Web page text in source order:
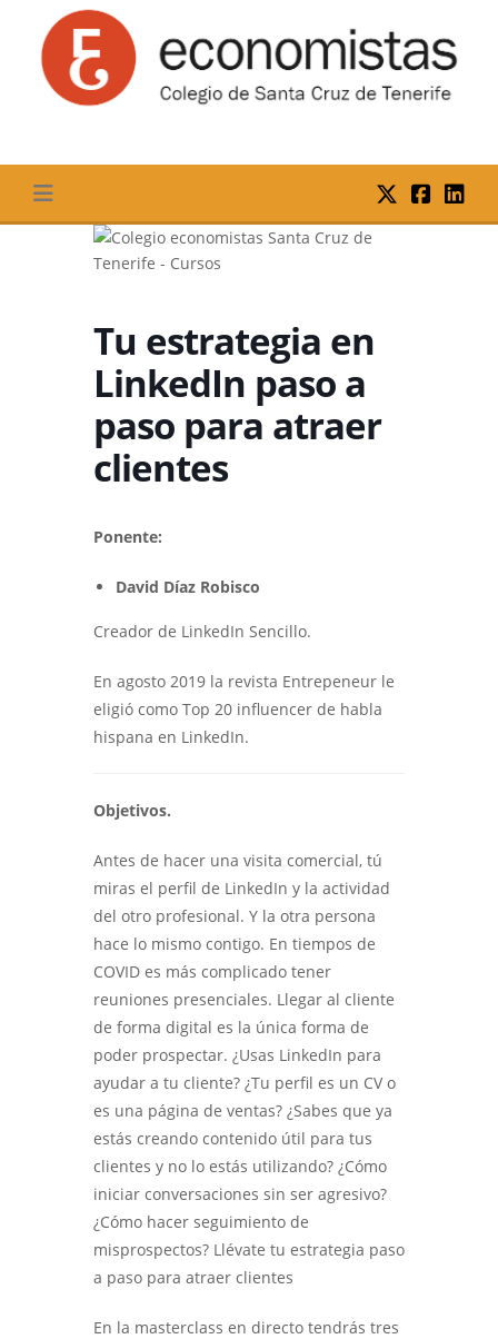
content
Tu estrategia en
LinkedIn paso a
paso para atraer
clientes
Ponente:
David Díaz Robisco
Creador de LinkedIn Sencillo.
En agosto 2019 la revista Entrepeneur le
eligió como Top 20 influencer de habla
hispana en LinkedIn.
Objetivos.
Antes de hacer una visita comercial, tú
miras el perfil de LinkedIn y la actividad
del otro profesional. Y la otra persona
hace lo mismo contigo. En tiempos de
COVID es más complicado tener
reuniones presenciales. Llegar al cliente
de forma digital es la única forma de
poder prospectar. ¿Usas LinkedIn para
ayudar a tu cliente? ¿Tu perfil es un CV o
es una página de ventas? ¿Sabes que ya
estás creando contenido útil para tus
clientes y no lo estás utilizando? ¿Cómo
iniciar conversaciones sin ser agresivo?
¿Cómo hacer seguimiento de
misprospectos? Llévate tu estrategia paso
a paso para atraer clientes
En la masterclass en directo tendrás tres